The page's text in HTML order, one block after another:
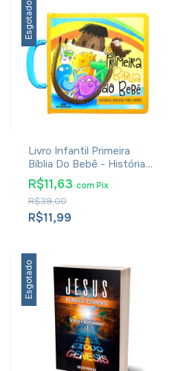
Esgotado
Livro Infantil Primeira
Bíblia Do Bebê - Histórias
Bíblicas Para Bebês
R$11,99
R$39,00
R$11,63 com Pix
Esgotado